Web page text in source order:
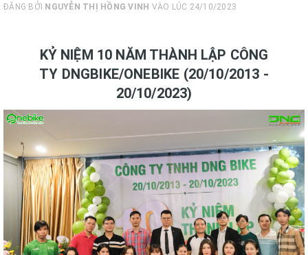
ĐĂNG BỞI NGUYỄN THỊ HỒNG VINH VÀO LÚC 24/10/2023
KỶ NIỆM 10 NĂM THÀNH LẬP CÔNG
TY DNGBIKE/ONEBIKE (20/10/2013 -
20/10/2023)